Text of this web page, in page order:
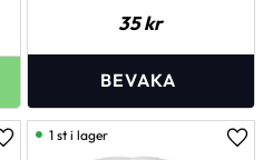
35kr
Lägg till i favoriter
1 st i lager